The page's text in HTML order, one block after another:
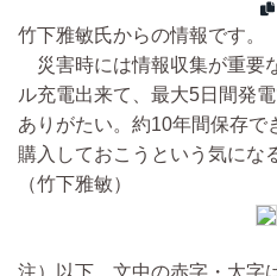
竹下雅敏氏からの情報です。
災害時には情報収集が重要
ル充電出来て、最大5日間発
ありがたい。約10年間保存で
購入しておこうという気にな
（竹下雅敏）
注）以下、文中の赤字・太字